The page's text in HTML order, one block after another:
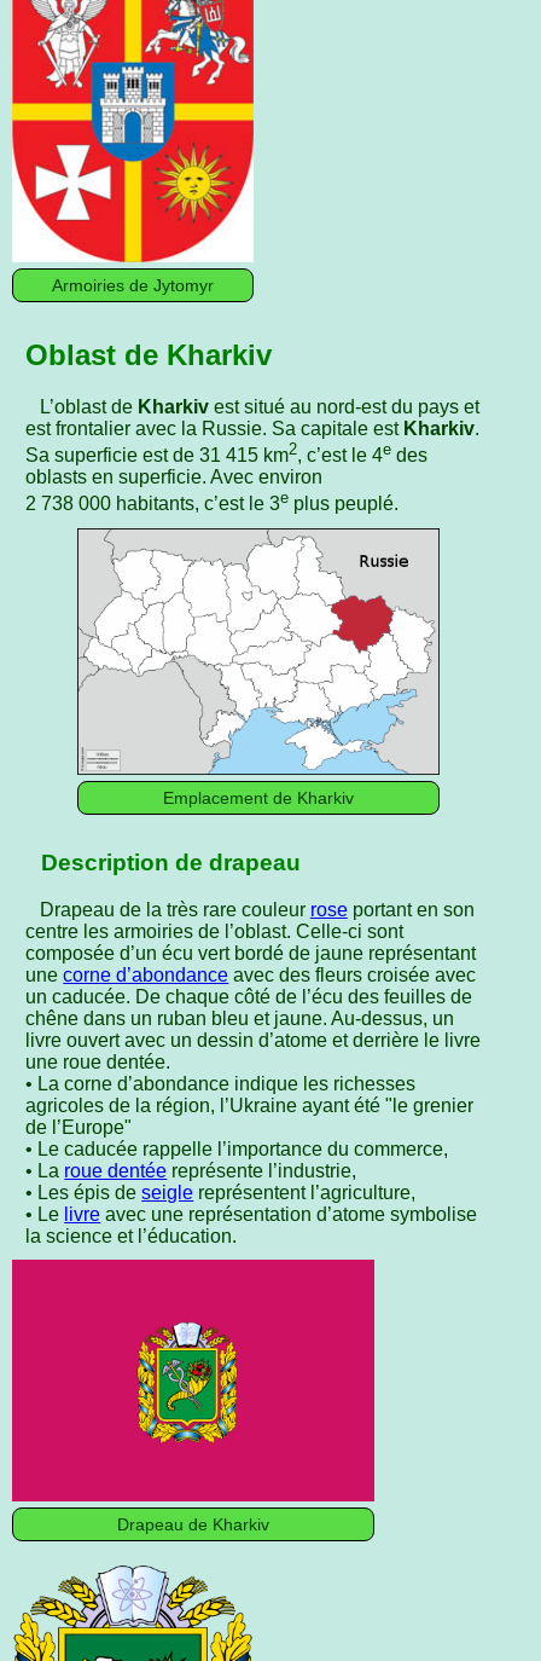
Armoiries de Jytomyr
Oblast de Kharkiv
L’oblast de Kharkivest situé au nord-est du pays et
est frontalier avec la Russie. Sa capitale est Kharkiv.
Sa superficie est de 31 415 km2, c’est le 4e des
oblasts en superficie. Avec environ
2 738 000 habitants, c’est le 3e plus peuplé.
Emplacement de Kharkiv
Description de drapeau
Drapeau de la très rare couleur roseportant en son
centre les armoiries de l’oblast. Celle-ci sont
composée d’un écu vert bordé de jaune représentant
unecorne d’abondance avec des fleurs croisée avec
un caducée. De chaque côté de l’écu des feuilles de
chêne dans un ruban bleu et jaune. Au-dessus, un
livre ouvert avec un dessin d’atome et derrière le livre
une roue dentée.
• La corne d’abondance indique les richesses
agricoles de la région, l’Ukraine ayant été "le grenier
de l’Europe"
• Le caducée rappelle l’importance du commerce,
• La roue dentée représente l’industrie,
• Les épis deseigle représentent l’agriculture,
• Le livre avec une représentation d’atome symbolise
la science et l’éducation.
Drapeau de Kharkiv